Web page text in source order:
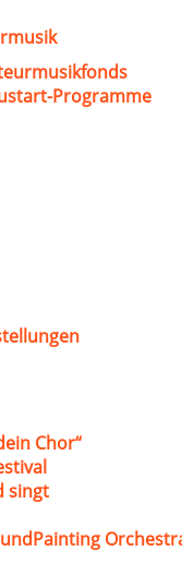
Programme
Chor“
singt